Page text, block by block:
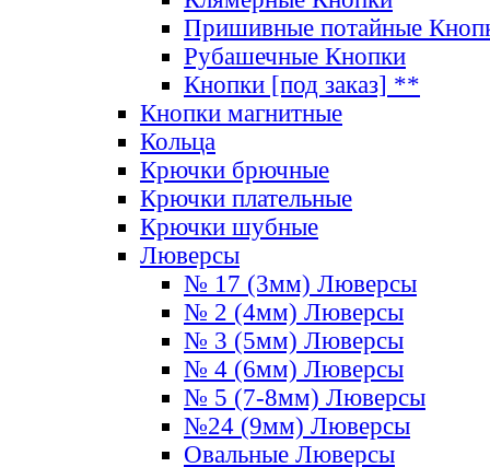
Пришивные потайные
Рубашечные Кнопки
Кнопки [под заказ] **
Кнопки магнитные
Кольца
Крючки брючные
Крючки плательные
Крючки шубные
Люверсы
№ 17 (3мм) Люверсы
№ 2 (4мм) Люверсы
№ 3 (5мм) Люверсы
№ 4 (6мм) Люверсы
№ 5 (7-8мм) Люверсы
№24 (9мм) Люверсы
Овальные Люверсы